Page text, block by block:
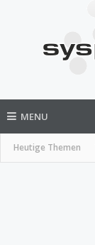
MENU
Heutige Themen